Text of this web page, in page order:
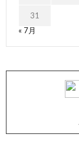
31
« 7月